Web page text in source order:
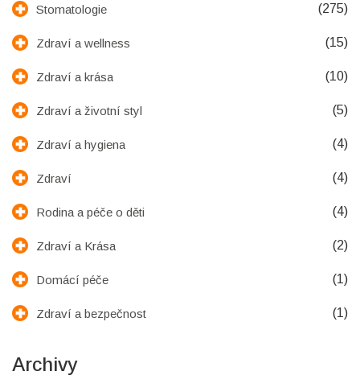
Stomatologie (275)
Zdraví a wellness (15)
Zdraví a krása (10)
Zdraví a životní styl (5)
Zdraví a hygiena (4)
Zdraví (4)
Rodina a péče o děti (4)
Zdraví a Krása (2)
Domácí péče (1)
Zdraví a bezpečnost (1)
Archivy